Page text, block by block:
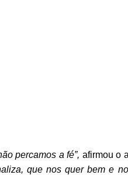
percamos a fé”, afirmou o
que nos quer bem e